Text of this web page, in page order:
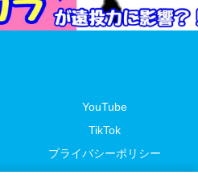
YouTube
TikTok
プライバシーポリシー